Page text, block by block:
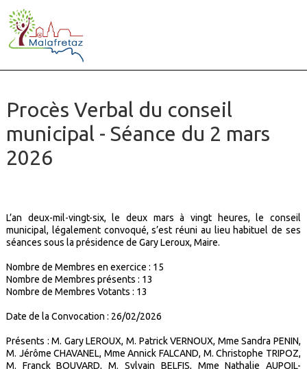
Procès Verbal du conseil
municipal - Séance du 2 mars
2026
L’an deux-mil-vingt-six, le deux mars à vingt heures, le conseil
municipal, légalement convoqué, s’est réuni au lieu habituel de ses
séances sous la présidence de Gary Leroux, Maire.
Nombre de Membres en exercice : 15
Nombre de Membres présents : 13
Nombre de Membres Votants : 13
Date de la Convocation : 26/02/2026
Présents : M. Gary LEROUX, M. Patrick VERNOUX, Mme Sandra PENIN,
M. Jérôme CHAVANEL, Mme Annick FALCAND, M. Christophe TRIPOZ,
M. Franck BOUVARD, M. Sylvain BELFIS, Mme Nathalie AUPOIL-